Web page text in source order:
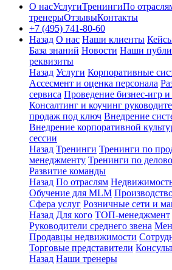
О насУслугиТренингиПо
тренерыОтзывыКонтакты
+7 (495) 741-80-60
Назад О нас Наши клиенты
База знаний Новости Наши
реквизиты
Назад Услуги Корпоративные
Ассесмент и оценка персонала
сервиса Проведение бизнес-игр
Консалтинг и коучинг
продаж под ключ Внедрение
Внедрение корпоративной
сессии
Назад Тренинги Тренинги по
менеджменту Тренинги по
Развитие команды
Назад По отраслям
Обучение для MLM
Сфера услуг Розничные сети и
Назад Для кого ТОП-менеджмент
Руководители среднего звена
Продавцы недвижимости
Торговые представители
Назад Наши тренеры